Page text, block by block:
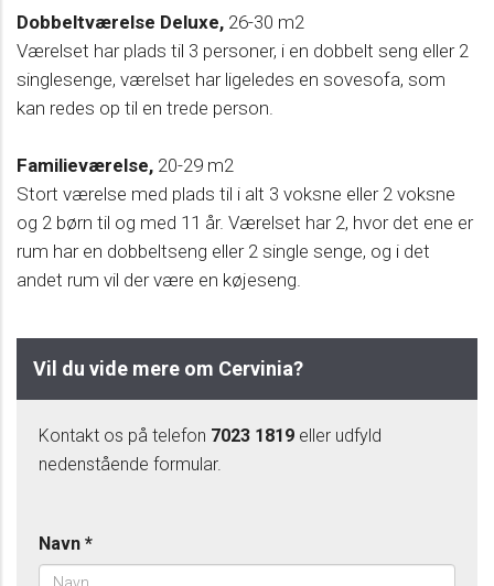
Dobbeltværelse Deluxe, 26-30 m2
Værelset har plads til 3 personer, i en dobbelt seng eller 2
singlesenge, værelset har ligeledes en sovesofa, som
kan redes op til en trede person.
Familieværelse, 20-29 m2
Stort værelse med plads til i alt 3 voksne eller 2 voksne
og 2 børn til og med 11 år. Værelset har 2, hvor det ene er
rum har en dobbeltseng eller 2 single senge, og i det
andet rum vil der være en køjeseng.
Vil du vide mere om Cervinia?
Kontakt os på telefon 7023 1819 eller udfyld
nedenstående formular.
Navn *